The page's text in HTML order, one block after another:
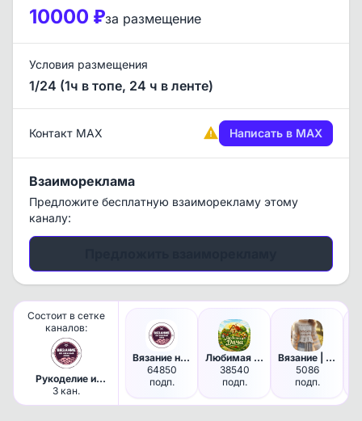
10000 ₽за размещение
Условия размещения
1/24 (1ч в топе, 24 ч в ленте)
Контакт MAX Написать в MAX
Взаимореклама
Предложите бесплатную взаиморекламу этому
каналу:
Состоит в сетке
каналов:
Рукоделие и
дача/
садоводство
3 кан.
Вязание на каждый день | Вяза…
64850
подп.
Любимая Дача
38540
подп.
Вязание | Схемы PDF | Описани…
5086
подп.